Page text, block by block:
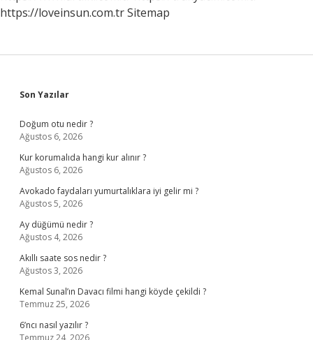
https://loveinsun.com.trSitemap
Sidebar
Son Yazılar
Doğum otu nedir ?
Ağustos 6, 2026
Kur korumalıda hangi kur alınır ?
Ağustos 6, 2026
Avokado faydaları yumurtalıklara iyi gelir mi ?
Ağustos 5, 2026
Ay düğümü nedir ?
Ağustos 4, 2026
Akıllı saate sos nedir ?
Ağustos 3, 2026
Kemal Sunal’ın Davacı filmi hangi köyde çekildi ?
Temmuz 25, 2026
6’ncı nasıl yazılır ?
Temmuz 24, 2026